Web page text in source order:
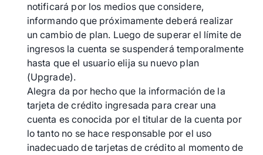
notificará por los medios que considere,
informando que próximamente deberá realizar
un cambio de plan. Luego de superar el límite de
ingresos la cuenta se suspenderá temporalmente
hasta que el usuario elija su nuevo plan
(Upgrade).
Alegra da por hecho que la información de la
tarjeta de crédito ingresada para crear una
cuenta es conocida por el titular de la cuenta por
lo tanto no se hace responsable por el uso
inadecuado de tarjetas de crédito al momento de